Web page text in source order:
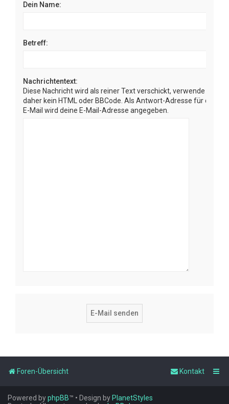
Dein Name:
Betreff:
Nachrichtentext:
Diese Nachricht wird als reiner Text verschickt, verwende
daher kein HTML oder BBCode. Als Antwort-Adresse für die
E-Mail wird deine E-Mail-Adresse angegeben.
Foren-Übersicht Kontakt
Powered byphpBB™ • Design by PlanetStyles